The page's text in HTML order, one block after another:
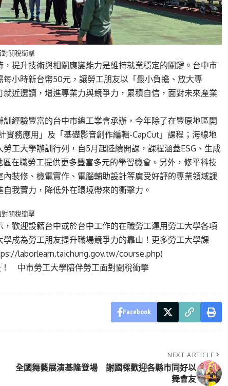
關稅衝擊
提升技術與相關應變能力是維持就業穩定的關鍵。台中市
小時新台幣50元，讓勞工朋友以「最小負擔、放大專
近選讀，增進專業力與競爭力，累積自信，面對未來產業
經驗豐富的台中市總工業會承辦，今年除了在豐原地區開
務應用」及「基礎影音創作編輯-CapCut」課程；海線地
工大學辦訓行列，自5月起陸續開課，課程涵蓋ESG、生成
在職勞工提供更多豐富多元的學習機會。另外，修平科技
裝修、機電實作、電腦輔助設計等廣受好評的專業領域課
我實力，降低外在環境帶來的衝擊力。
關稅衝擊
，歡迎設籍台中或於台中工作的在職勞工運用勞工大學各項
成為勞工朋友提升職場競爭力的靠山！更多勞工大學課
laborlearn.taichung.gov.tw/course.php)
中市勞工大學陪伴勞工面對關稅衝擊
Facebook
NEXT ARTICLE
全國舞藝展演基隆登場 謝國樑歡迎各縣市同好以
舞會友